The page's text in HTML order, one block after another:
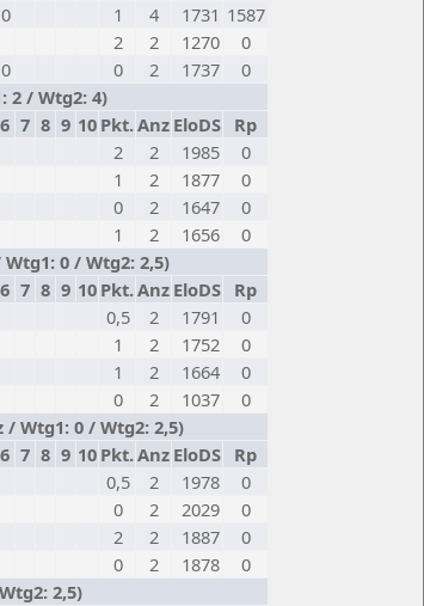
0 1 4 1731 1587
2 2 1270
0
0 0 2 1737
0
2 / Wtg2: 4)
6 7 8 9 10 Pkt.Anz EloDS Rp
2 2 1985
0
1 2 1877
0
0 2 1647
0
1 2 1656
0
0 / Wtg2: 2,5)
6 7 8 9 10 Pkt.Anz EloDS Rp
0,5 2 1791
0
1 2 1752
0
1 2 1664
0
0 2 1037
0
Wtg1: 0 / Wtg2: 2,5)
6 7 8 9 10 Pkt.Anz EloDS Rp
0,5 2 1978
0
0 2 2029
0
2 2 1887
0
0 2 1878
0
2,5)